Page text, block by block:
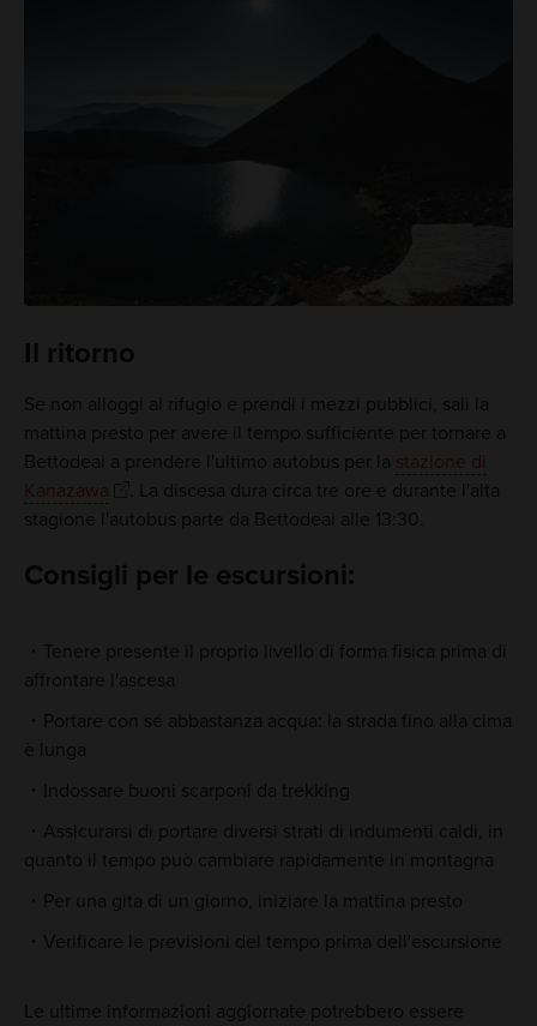
Il ritorno
Se non alloggi al rifugio e prendi i mezzi pubblici, sali la
mattina presto per avere il tempo sufficiente per tornare a
Bettodeai a prendere l'ultimo autobus per la stazione di
Kanazawa
. La discesa dura circa tre ore e durante l'alta
stagione l'autobus parte da Bettodeai alle 13:30.
Consigli per le escursioni:
Tenere presente il proprio livello di forma fisica prima di
affrontare l'ascesa
Portare con sé abbastanza acqua: la strada fino alla cima
è lunga
Indossare buoni scarponi da trekking
Assicurarsi di portare diversi strati di indumenti caldi, in
quanto il tempo può cambiare rapidamente in montagna
Per una gita di un giorno, iniziare la mattina presto
Verificare le previsioni del tempo prima dell'escursione
Le ultime informazioni aggiornate potrebbero essere